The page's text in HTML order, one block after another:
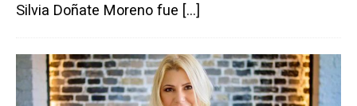
Silvia Doñate Moreno fue […]